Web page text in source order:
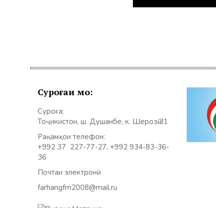
Суроғаи мо:
Суроға:
Тоҷикистон, ш. Душанбе, к. Шерозӣ 31
Рақамҳои телефон:
+992 37 227-77-27, +992 934-83-36-
36
Почтаи электронӣ:
farhangfm2008@mail.ru